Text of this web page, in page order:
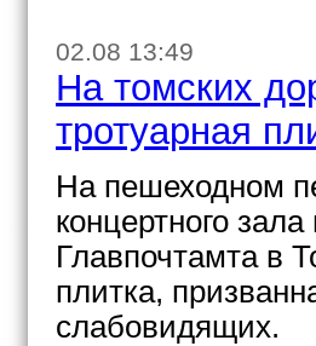
02.08 13:49
На томских
тротуарная
На пешеходном
концертного
Главпочтамта в
плитка,
слабовидящих.